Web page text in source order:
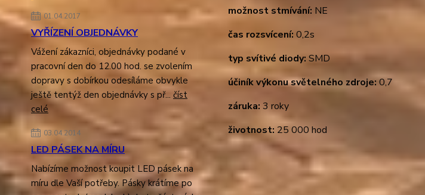
01.04.2017
VYŘÍZENÍ OBJEDNÁVKY
Vážení zákazníci, objednávky podané v
pracovní den do 12.00 hod. se zvolením
dopravy s dobírkou odesíláme obvykle
ještě tentýž den objednávky s př... číst
celé
03.04.2014
LED PÁSEK NA MÍRU
Nabízíme možnost koupit LED pásek na
míru dle Vaší potřeby. Pásky krátíme po
možnost stmívání: NE
čas rozsvícení: 0,2s
typ svítivé diody: SMD
účiník výkonu světelného zdroje: 0,7
záruka: 3 roky
životnost: 25 000 hod